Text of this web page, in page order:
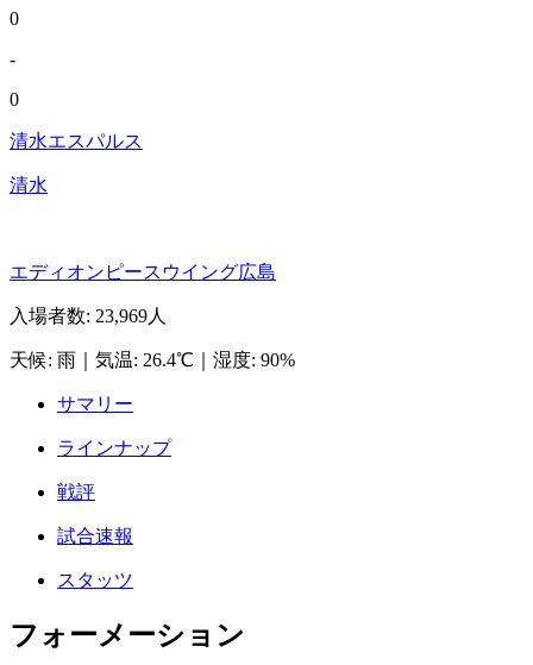
0
-
0
清水エスパルス
清水
エディオンピースウイング広島
入場者数: 23,969人
天候: 雨 気温: 26.4℃ 湿度: 90%
サマリー
ラインナップ
戦評
試合速報
スタッツ
フォーメーション